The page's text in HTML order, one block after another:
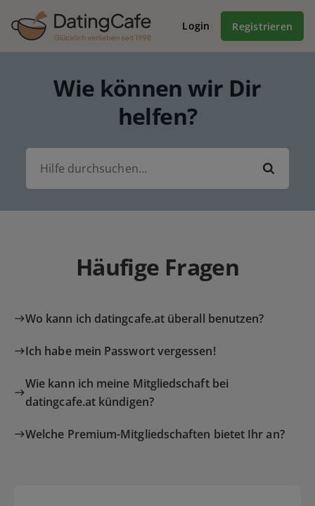
Login Registrieren
Wie können wir Dir
helfen?
Häufige Fragen
Wo kann ich datingcafe.at überall benutzen?
Ich habe mein Passwort vergessen!
Wie kann ich meine Mitgliedschaft bei
datingcafe.at kündigen?
Welche Premium-Mitgliedschaften bietet Ihr an?